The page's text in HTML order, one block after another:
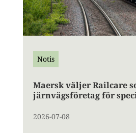
Notis
Maersk väljer Railcare
järnvägsföretag för
2026-07-08